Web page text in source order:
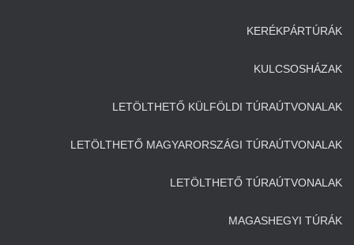
KERÉKPÁRTÚRÁK
KULCSOSHÁZAK
LETÖLTHETŐ KÜLFÖLDI TÚRAÚTVONALAK
LETÖLTHETŐ MAGYARORSZÁGI TÚRAÚTVONALAK
LETÖLTHETŐ TÚRAÚTVONALAK
MAGASHEGYI TÚRÁK